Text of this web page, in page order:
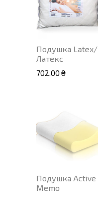
Подушка Latex/
Латекс
702.00 ₴
Подушка Active
Memo